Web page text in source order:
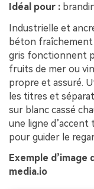
Idéal pour :
Industrielle et
béton fraîchement
gris fonctionnent
fruits de mer ou
propre et assuré.
les titres et
sur blanc cassé
une ligne
pour guider le
Exemple
media.io